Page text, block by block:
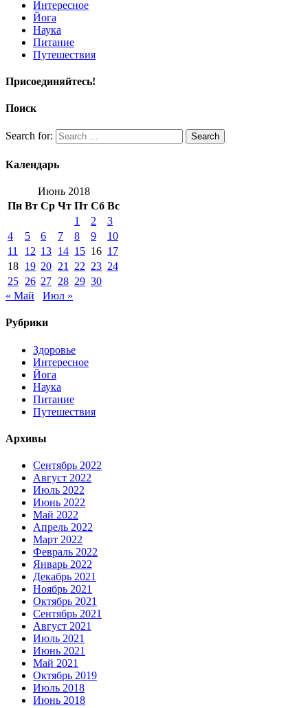
Интересное
Йога
Наука
Питание
Путешествия
Присоединяйтесь!
Поиск
Search for: Search
Календарь
Июнь 2018
Пн Вт Ср Чт Пт Сб Вс
1
2
3
4
5 6 7 8 9
10
11
12 13 14 15 16 17
18 19 20 21 22 23 24
25 26 27 28 29 30
« Май
Июл »
Рубрики
Здоровье
Интересное
Йога
Наука
Питание
Путешествия
Архивы
Сентябрь 2022
Август 2022
Июль 2022
Июнь 2022
Май 2022
Апрель 2022
Март 2022
Февраль 2022
Январь 2022
Декабрь 2021
Ноябрь 2021
Октябрь 2021
Сентябрь 2021
Август 2021
Июль 2021
Июнь 2021
Май 2021
Октябрь 2019
Июль 2018
Июнь 2018